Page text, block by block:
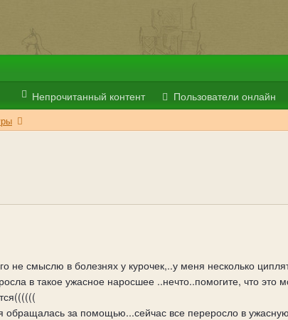
Непрочитанный контент Пользователи онлайн
не смыслю в болезнях у курочек,..у меня несколько
в такое ужасное наросшее ..нечто..помогите, что это
обращалась за помощью...сейчас все переросло в